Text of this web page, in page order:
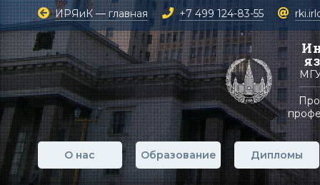
ИРЯиК — главная +7 499 124-83-55
О нас Образование Дипломы